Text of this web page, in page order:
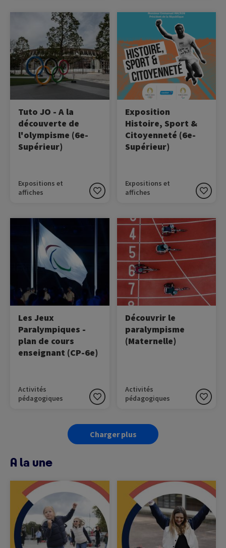
Tuto JO - A la
découverte de
l'olympisme (6e-
Supérieur)
Expositions et
affiches
A l'initiative du CNOSF, Tuto
JO est une web-série
dédiée à l'histoire des
Jeux Olympiques.
Destinées aux jeunes de 12
à 25 ans, les différentes
vidéos mettent en lumière
les grandes thématiques
et figures des Jeux.
Exposition
Histoire, Sport &
Citoyenneté (6e-
Supérieur)
Expositions et
affiches
Ce programme éducatif
met en exergue 30 destins
exceptionnels (individuels
ou collectifs) à travers 30
olympiades et 30 valeurs
citoyennes permettant de
mieux comprendre un
moment historique.
Les Jeux
Paralympiques -
plan de cours
enseignant (CP-6e)
Activités
pédagogiques
I’mPossible est un outil
pédagogique produit par
le Comité Paralympique
International à destination
des enseignants. Il permet
d’introduire les notions de
valeurs paralympiques, de
parasports et de découvrir
des parcours inspirants
Image
Découvrir le
paralympisme
(Maternelle)
Activités
pédagogiques
Dans le cadre de la SOP
2023, le Comité
Paralympique et Sportif
Français (CPSF) vous
propose d’aborder les
notions liées à l’histoire du
mouvement paralympique,
au symbole, à la devise et
aux valeurs paralympiques
grâce à cette fiche
pédagogique.
Charger plus
A la une
Image
Ecoutez le podcast de la
Image
Ecoutez le podcast de la
SOP !